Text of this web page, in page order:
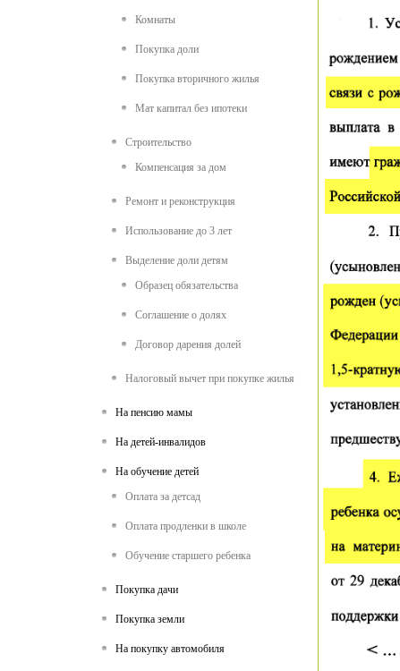
Комнаты
Покупка доли
Покупка вторичного жилья
Мат капитал без ипотеки
Строительство
Компенсация за дом
Ремонт и реконструкция
Использование до 3 лет
Выделение доли детям
Образец обязательства
Соглашение о долях
Договор дарения долей
Налоговый вычет при покупке жилья
На пенсию мамы
На детей-инвалидов
На обучение детей
Оплата за детсад
Оплата продленки в школе
Обучение старшего ребенка
Покупка дачи
Покупка земли
На покупку автомобиля